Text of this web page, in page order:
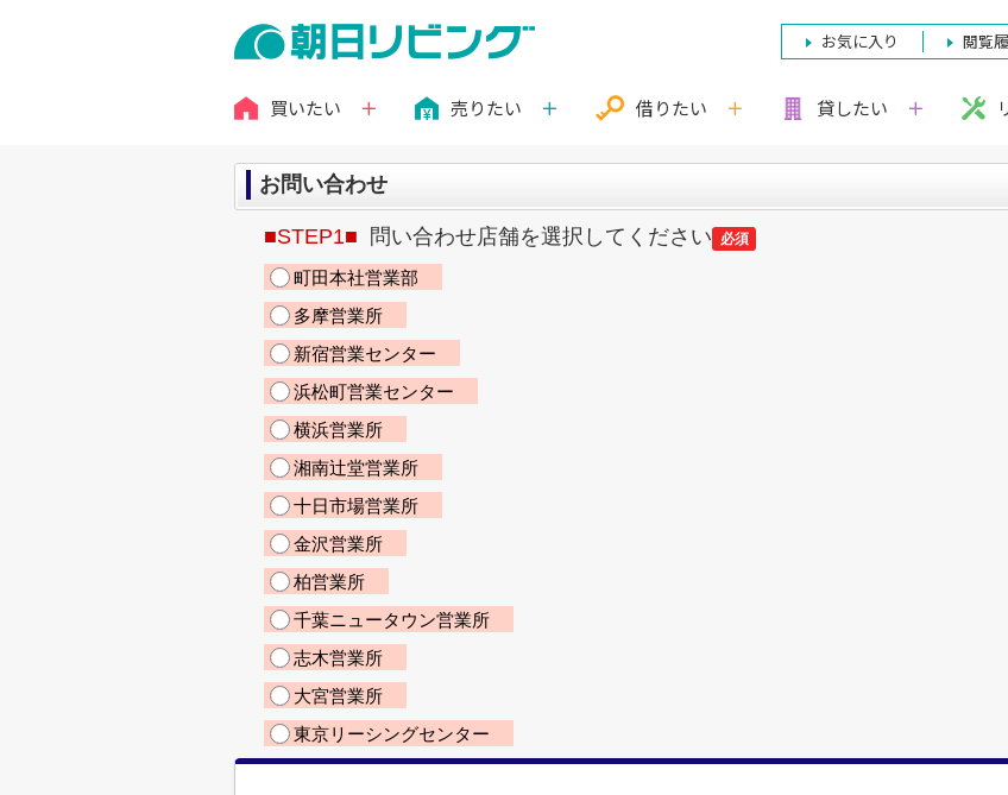
お気に入り 閲覧
買いたい 売りたい 借りたい 貸したい
お問い合わせ
■STEP1■ 問い合わせ店舗を選択してください 必須
町田本社営業部
多摩営業所
新宿営業センター
浜松町営業センター
横浜営業所
湘南辻堂営業所
十日市場営業所
金沢営業所
柏営業所
千葉ニュータウン営業所
志木営業所
大宮営業所
東京リーシングセンター